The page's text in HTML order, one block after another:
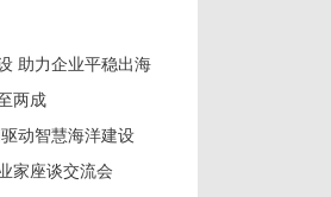
助力企业平稳出海
两成
动智慧海洋建设
家座谈交流会